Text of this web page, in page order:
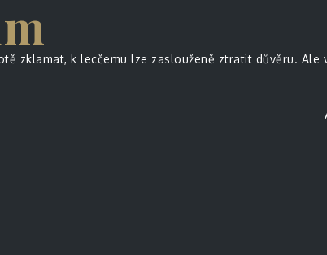
zklamat, k lecčemu lze zaslouženě ztratit důvěru.